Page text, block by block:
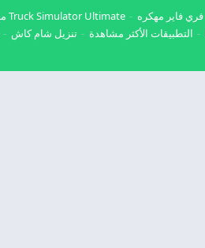
فري فاير مهكره Truck Simulator Ultimate مهكره
التطبيقات الأكثر مشاهدة تنزيل شام كاش